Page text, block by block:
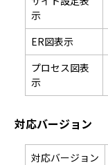
示
ER図表示
プロセス図表
示
対応バージョン
対応バージョン